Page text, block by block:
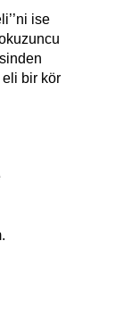
ise
eli bir kör